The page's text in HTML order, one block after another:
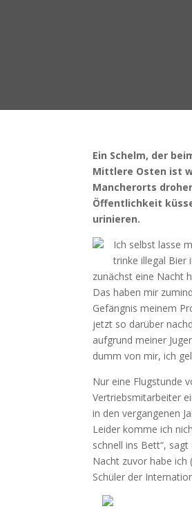
Ein Schelm, der
Mittlere Osten ist
Mancherorts
Öffentlichkeit
urinieren.
Ich selbst lasse
trinke illegal Bier
zunächst eine Nacht
Das haben mir
Gefängnis meinem
jetzt so darüber
aufgrund meiner
dumm von mir, ich
Nur eine Flugstunde
Vertriebsmitarbeiter
in den vergangenen
Leider komme ich
schnell ins Bett“,
Nacht zuvor habe ich
Schüler der